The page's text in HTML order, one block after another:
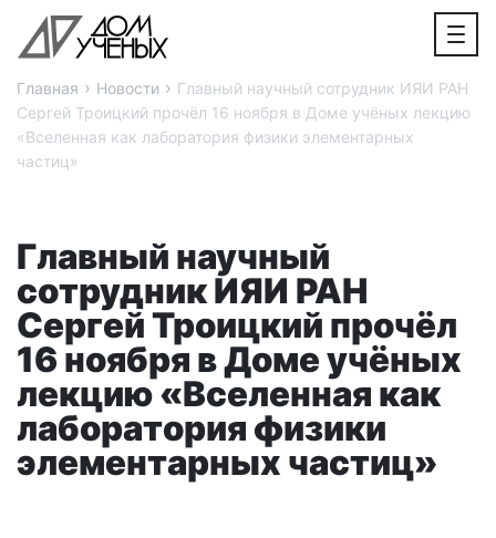
Главная › Новости › Главный научный сотрудник ИЯИ РАН
Сергей Троицкий прочёл 16 ноября в Доме учёных лекцию
«Вселенная как лаборатория физики элементарных
частиц»
Главный научный
сотрудник ИЯИ РАН
Сергей Троицкий прочёл
16 ноября в Доме учёных
лекцию «Вселенная как
лаборатория физики
элементарных частиц»